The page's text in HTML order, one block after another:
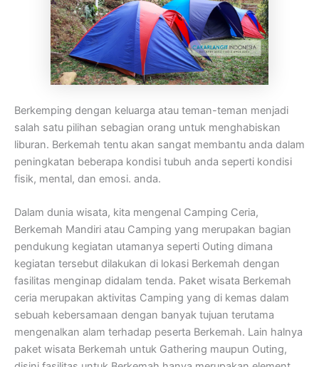
Berkemping dengan keluarga atau teman-teman menjadi
salah satu pilihan sebagian orang untuk menghabiskan
liburan. Berkemah tentu akan sangat membantu anda dalam
peningkatan beberapa kondisi tubuh anda seperti kondisi
fisik, mental, dan emosi. anda.
Dalam dunia wisata, kita mengenal Camping Ceria,
Berkemah Mandiri atau Camping yang merupakan bagian
pendukung kegiatan utamanya seperti Outing dimana
kegiatan tersebut dilakukan di lokasi Berkemah dengan
fasilitas menginap didalam tenda. Paket wisata Berkemah
ceria merupakan aktivitas Camping yang di kemas dalam
sebuah kebersamaan dengan banyak tujuan terutama
mengenalkan alam terhadap peserta Berkemah. Lain halnya
paket wisata Berkemah untuk Gathering maupun Outing,